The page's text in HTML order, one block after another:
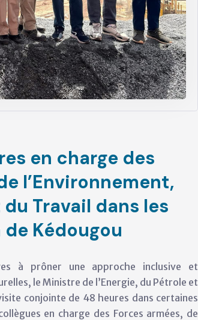
en charge des
l’Environnement,
Travail dans les
Kédougou
à prôner une approche inclusive et
le Ministre de l’Energie, du Pétrole et
conjointe de 48 heures dans certaines
en charge des Forces armées, de